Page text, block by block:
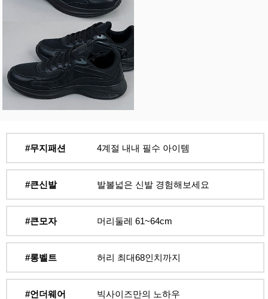
#무지패션 4계절 내내 필수 아이템
#큰신발 발볼넓은 신발 경험해보세요
#큰모자 머리둘레 61~64cm
#롱벨트 허리 최대68인치까지
#언더웨어 빅사이즈만의 노하우